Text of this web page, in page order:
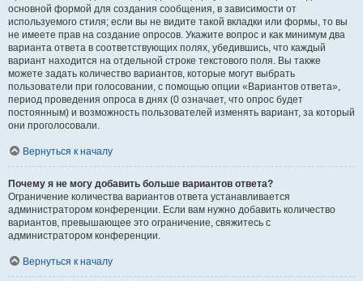
основной формой для создания сообщения, в зависимости от
используемого стиля; если вы не видите такой вкладки или формы, то вы
не имеете прав на создание опросов. Укажите вопрос и как минимум два
варианта ответа в соответствующих полях, убедившись, что каждый
вариант находится на отдельной строке текстового поля. Вы также
можете задать количество вариантов, которые могут выбрать
пользователи при голосовании, с помощью опции «Вариантов ответа»,
период проведения опроса в днях (0 означает, что опрос будет
постоянным) и возможность пользователей изменять вариант, за который
они проголосовали.
Вернуться к началу
Почему я не могу добавить больше вариантов ответа?
Ограничение количества вариантов ответа устанавливается
администратором конференции. Если вам нужно добавить количество
вариантов, превышающее это ограничение, свяжитесь с
администратором конференции.
Вернуться к началу